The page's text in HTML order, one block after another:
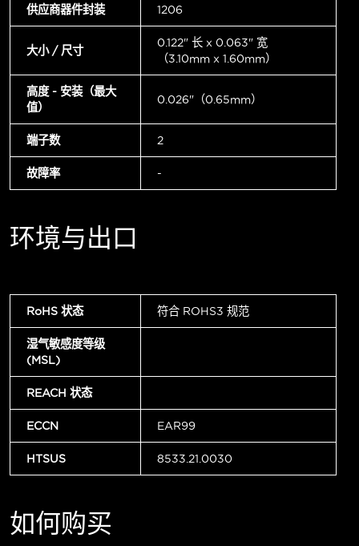
供应商器件封装 1206
大小 / 尺寸
0.122" 长 x 0.063" 宽
（3.10mm x 1.60mm）
高度 - 安装（最大
值）
0.026"（0.65mm）
端子数 2
故障率 -
环境与出口
RoHS 状态 符合 ROHS3 规范
湿气敏感度等级
(MSL)
REACH 状态
ECCN EAR99
HTSUS 8533.21.0030
如何购买